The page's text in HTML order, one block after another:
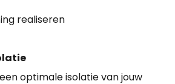
realiseren
optimale isolatie van jouw